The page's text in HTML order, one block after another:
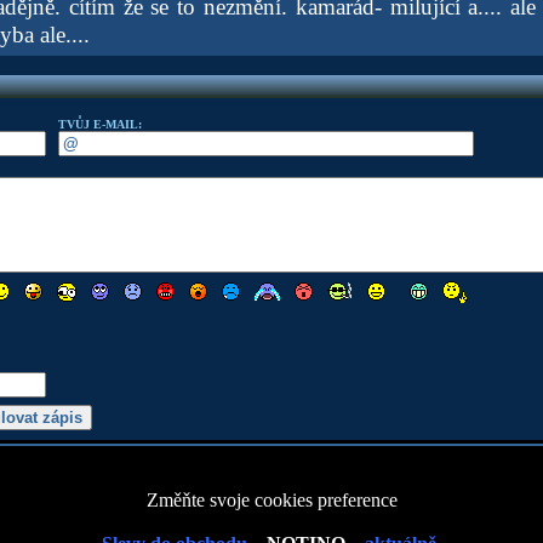
cítím že se to nezmění. kamarád- milující a....
ale....
TVŮJ E-MAIL:
Změňte svoje cookies preference